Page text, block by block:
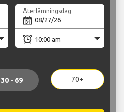
Återlämningsdag
30 - 69 70+